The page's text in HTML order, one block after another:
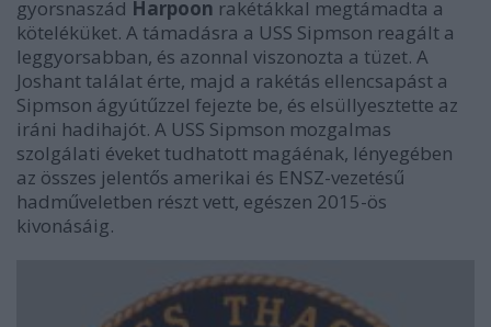
gyorsnaszád Harpoon rakétákkal megtámadta a
köteléküket. A támadásra a USS Sipmson reagált a
leggyorsabban, és azonnal viszonozta a tüzet. A
Joshant találat érte, majd a rakétás ellencsapást a
Sipmson ágyútűzzel fejezte be, és elsüllyesztette az
iráni hadihajót. A USS Sipmson mozgalmas
szolgálati éveket tudhatott magáénak, lényegében
az összes jelentős amerikai és ENSZ-vezetésű
hadműveletben részt vett, egészen 2015-ös
kivonásáig.